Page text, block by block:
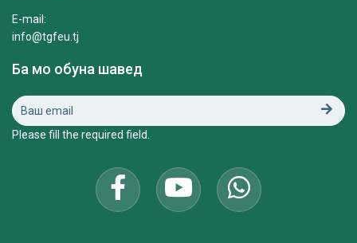
E-mail:
info@tgfeu.tj
Ба мо обуна шавед
Please fill the required field.